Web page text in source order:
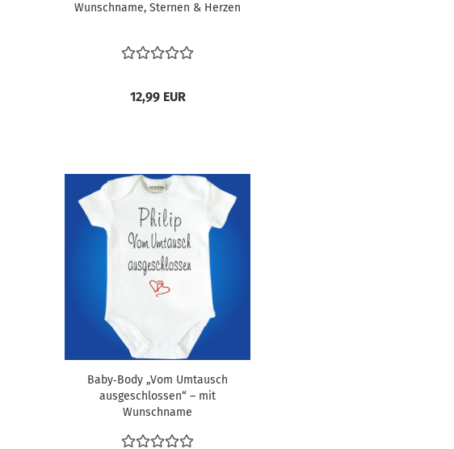
Wunschname, Sternen & Herzen
12,99 EUR
Baby‑Body „Vom Umtausch
ausgeschlossen“ – mit
Wunschname